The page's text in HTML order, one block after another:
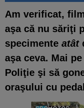
Am verificat,
aşa că nu săriţi
specimente atât
aşa ceva. Mai
Poliţie şi să
oraşului cu